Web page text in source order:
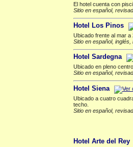
El hotel cuenta con
Sitio en español,
Hotel Los Pinos
Ubicado frente al mar a
Sitio en español,
Hotel Sardegna
Ubicado en pleno
Sitio en español,
Hotel Siena
Ubicado a cuatro
techo.
Sitio en español,
Hotel Arte del Rey